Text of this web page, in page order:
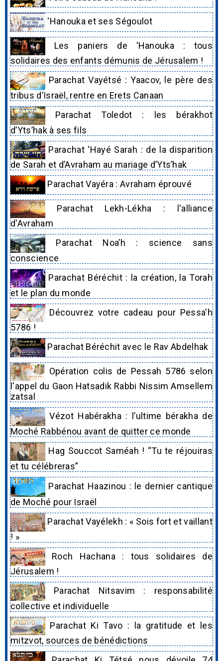
'Hanouka et ses Ségoulot
Les paniers de 'Hanouka : tous
solidaires des enfants démunis de Jérusalem !
Parachat Vayétsé : Yaacov, le père des
tribus d’Israël, rentre en Erets Canaan
Parachat Toledot : les bérakhot
d’Yts’hak à ses fils
Parachat ‘Hayé Sarah : de la disparition
de Sarah et d’Avraham au mariage d’Yts’hak
Parachat Vayéra : Avraham éprouvé
Parachat Lekh-Lékha : l'alliance
d'Avraham
Parachat Noa’h : science sans
conscience
Parachat Béréchit : la création, la Torah
et le plan du monde
Découvrez votre cadeau pour Pessa'h
5786 !
Parachat Béréchit avec le Rav Abdelhak
Opération colis de Pessah 5786 selon
l'appel du Gaon Hatsadik Rabbi Nissim Amsellem
zatsal
Vézot Habérakha : l’ultime bérakha de
Moché Rabbénou avant de quitter ce monde
Hag Souccot Saméah ! “Tu te réjouiras
et tu célébreras”
Parachat Haazinou : le dernier cantique
de Moché pour Israël
Parachat Vayélekh : « Sois fort et vaillant
! »
Roch Hachana : tous solidaires de
Jérusalem !
Parachat Nitsavim : responsabilité
collective et individuelle
Parachat Ki Tavo : la gratitude et les
mitzvot, sources de bénédictions